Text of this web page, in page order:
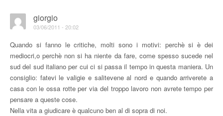
giorgio
03/06/2011 - 20:02
Quando si fanno le critiche, molti sono i motivi: perchè si è dei
mediocri,o perchè non si ha niente da fare, come spesso sucede nel
sud del sud italiano per cui ci si passa il tempo in questa maniera. Un
consiglio: fatevi le valigie e salitevene al nord e quando arriverete a
casa con le ossa rotte per via del troppo lavoro non avrete tempo per
pensare a queste cose.
Nella vita a giudicare è qualcuno ben al di sopra di noi.